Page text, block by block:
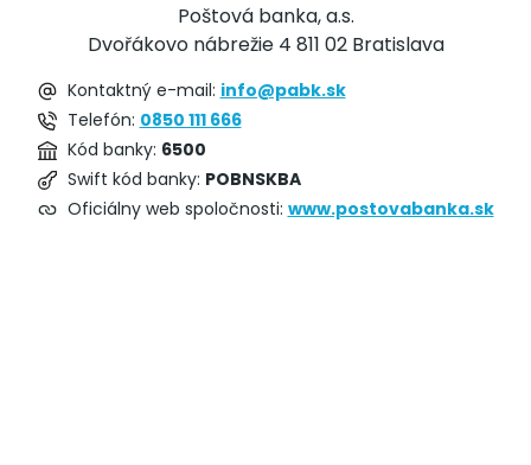
Poštová banka, a.s.
Dvořákovo nábrežie 4 811 02 Bratislava
Kontaktný e-mail: info@pabk.sk
Telefón: 0850 111 666
Kód banky: 6500
Swift kód banky: POBNSKBA
Oficiálny web spoločnosti: www.postovabanka.sk